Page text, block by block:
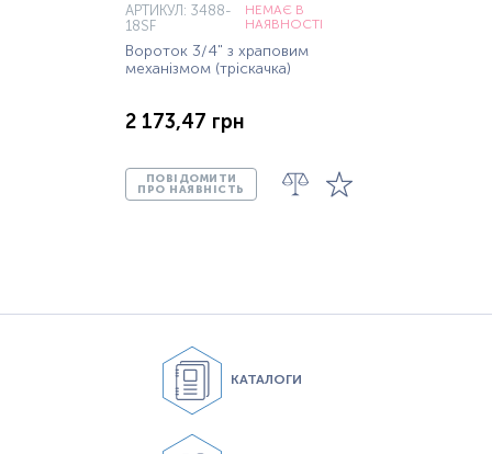
АРТИКУЛ: 3488-
18SF
НЕМАЄ В
НАЯВНОСТІ
Вороток 3/4" з храповим
механізмом (тріскачка)
2 173,47 грн
ПОВІДОМИТИ
ПРО НАЯВНІСТЬ
КАТАЛОГИ